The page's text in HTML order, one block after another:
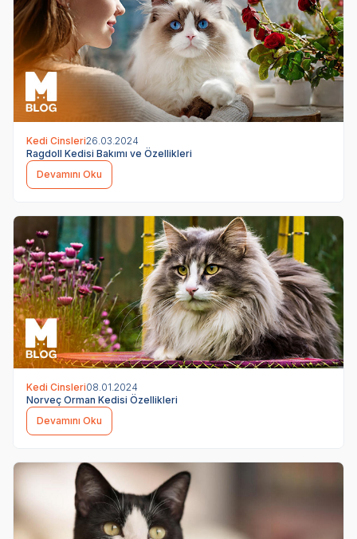
Kedi Cinsleri26.03.2024
Ragdoll Kedisi Bakımı ve Özellikleri
Devamını Oku
Kedi Cinsleri08.01.2024
Norveç Orman Kedisi Özellikleri
Devamını Oku